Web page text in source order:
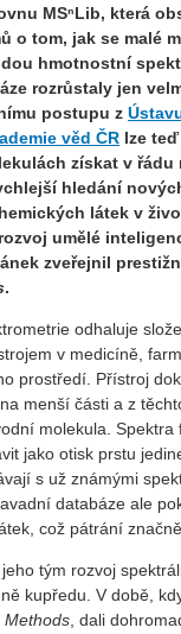
MSⁿLib, která
o tom, jak se malé
hmotnostní
rozrůstaly jen
postupu z
věd ČR lze
získat v řádu
hledání
látek v
umělé
zveřejnil
.
odhaluje
v medicíně,
prostředí. Přístroj
menší části a z
molekula. Spektra
jako otisk prstu
s už známými
databáze ale
což pátrání
tým rozvoj
kupředu. V době,
Methods, dali